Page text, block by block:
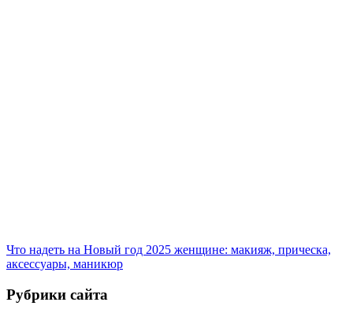
Что надеть на Новый год 2025 женщине: макияж, прическа,
аксессуары, маникюр
Рубрики сайта